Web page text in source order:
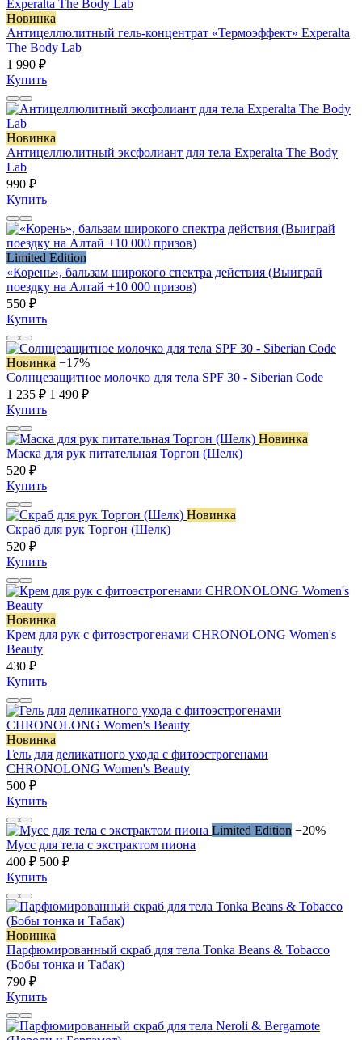
Новинка
Антицеллюлитный гель-концентрат «Термоэффект» Experalta
The Body Lab
1 990 ₽
Купить
Новинка
Антицеллюлитный эксфолиант для тела Experalta The Body
Lab
990 ₽
Купить
Limited Edition
«Корень», бальзам широкого спектра действия (Выиграй
поездку на Алтай +10 000 призов)
550 ₽
Купить
Новинка −17%
Солнцезащитное молочко для тела SPF 30 - Siberian Code
1 235 ₽ 1 490 ₽
Купить
Новинка
Маска для рук питательная Торгон (Шелк)
520 ₽
Купить
Новинка
Скраб для рук Торгон (Шелк)
520 ₽
Купить
Новинка
Крем для рук с фитоэстрогенами CHRONOLONG Women's
Beauty
430 ₽
Купить
Новинка
Гель для деликатного ухода с фитоэстрогенами
CHRONOLONG Women's Beauty
500 ₽
Купить
Limited Edition −20%
Мусс для тела с экстрактом пиона
400 ₽ 500 ₽
Купить
Новинка
Парфюмированный скраб для тела Tonka Beans & Tobacco
(Бобы тонка и Табак)
790 ₽
Купить